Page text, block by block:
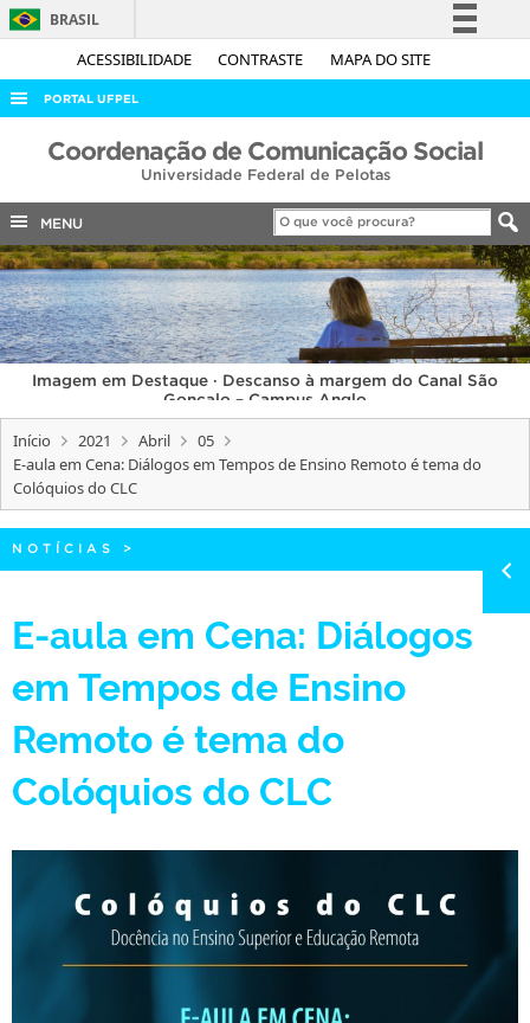
ACESSIBILIDADE CONTRASTE MAPA DO SITE
BRASIL
Simplifique!
Acesso à informação
Legislação
Canais
PORTAL UFPEL
ACESSO À INFORMAÇÃO
COBALTO
CONCURSOS
EDITAIS
INTERNACIONAL
OUVIDORIA
PORTARIAS
TELEFONES
Coordenação de Comunicação Social
Universidade Federal de Pelotas
MENU
Imagem em Destaque · Descanso à margem do Canal São
Gonçalo – Campus Anglo
Início 2021 Abril
05
E-aula em Cena: Diálogos em Tempos de Ensino Remoto é tema do
Colóquios do CLC
NOTÍCIAS >
E-aula em Cena: Diálogos
em Tempos de Ensino
Remoto é tema do
Colóquios do CLC